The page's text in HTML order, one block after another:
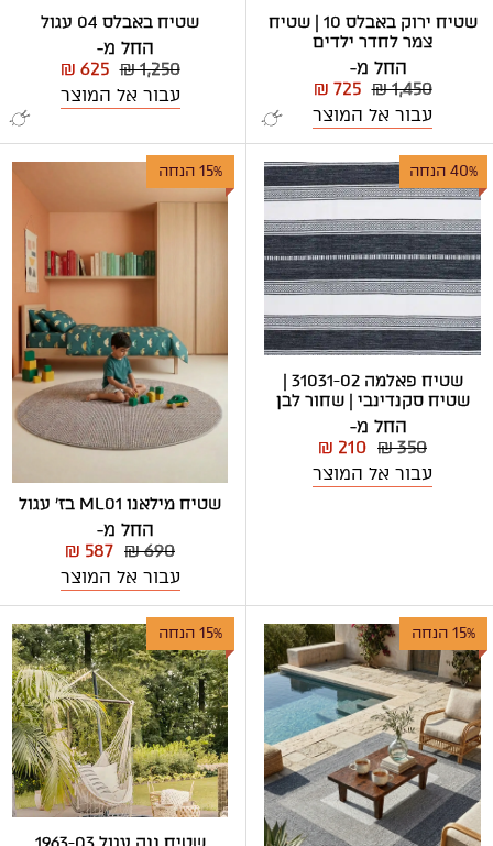
שטיח ירוק באבלס 10 | שטיח
צמר לחדר ילדים
החל מ-
₪ 1,450
₪ 725
עבור אל המוצר
שטיח באבלס 04 עגול
החל מ-
₪ 1,250
₪ 625
עבור אל המוצר
40% הנחה
שטיח פאלמה 31031-02 |
שטיח סקנדינבי | שחור לבן
החל מ-
₪ 350
₪ 210
עבור אל המוצר
15% הנחה
שטיח מילאנו ML01 בז' עגול
החל מ-
₪ 690
₪ 587
עבור אל המוצר
15% הנחה 15% הנחה